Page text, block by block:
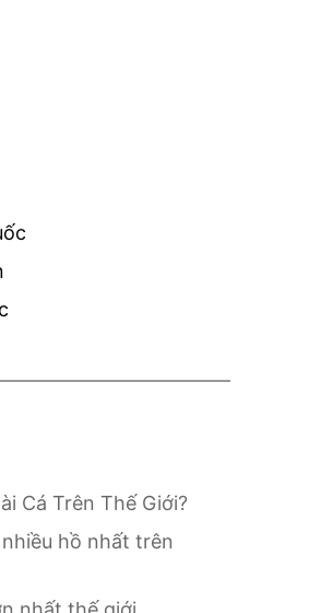
Cá Trên Thế Giới?
hồ nhất trên